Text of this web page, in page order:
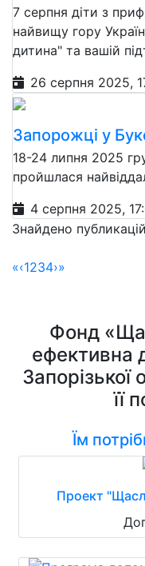
7 серпня діти з
найвищу гору
дитина" та вашій
26 серпня 2025,
Запорожці у
18-24 липня 2025
пройшлася
4 серпня 2025,
Знайдено
«‹1234›»
Фонд
ефективна
Запорізької
її
Їм
Проект